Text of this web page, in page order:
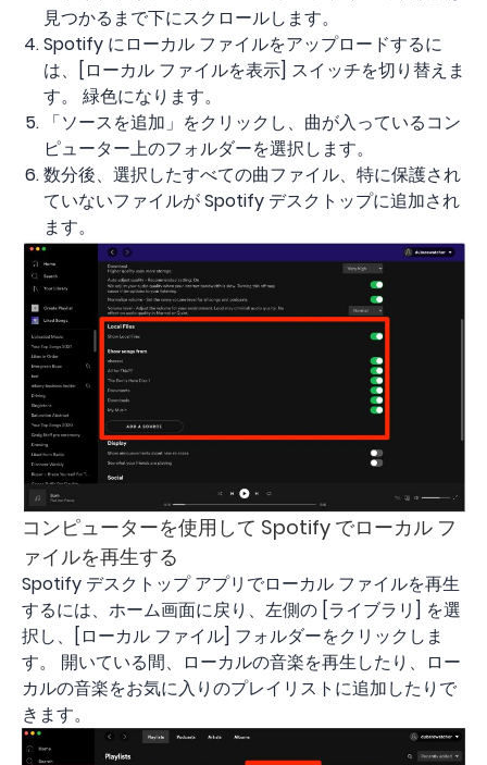
見つかるまで下にスクロールします。
Spotify にローカル ファイルをアップロードするに
は、[ローカル ファイルを表示] スイッチを切り替えま
す。 緑色になります。
「ソースを追加」をクリックし、曲が入っているコン
ピューター上のフォルダーを選択します。
数分後、選択したすべての曲ファイル、特に保護され
ていないファイルが Spotify デスクトップに追加され
ます。
コンピューターを使用して Spotify でローカル フ
ァイルを再生する
Spotify デスクトップ アプリでローカル ファイルを再生
するには、ホーム画面に戻り、左側の [ライブラリ] を選
択し、[ローカル ファイル] フォルダーをクリックしま
す。 開いている間、ローカルの音楽を再生したり、ロー
カルの音楽をお気に入りのプレイリストに追加したりで
きます。